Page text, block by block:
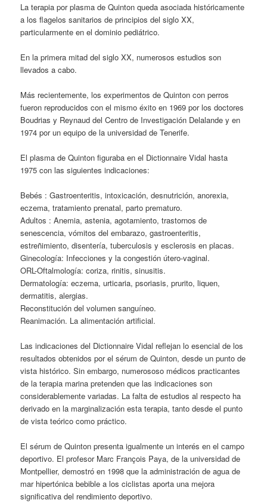
La terapia por plasma de Quinton queda asociada históricamente
a los flagelos sanitarios de principios del siglo XX,
particularmente en el dominio pediátrico.
En la primera mitad del siglo XX, numerosos estudios son
llevados a cabo.
Más recientemente, los experimentos de Quinton con perros
fueron reproducidos con el mismo éxito en 1969 por los doctores
Boudrias y Reynaud del Centro de Investigación Delalande y en
1974 por un equipo de la universidad de Tenerife.
El plasma de Quinton figuraba en el Dictionnaire Vidal hasta
1975 con las siguientes indicaciones:
Bebés : Gastroenteritis, intoxicación, desnutrición, anorexia,
eczema, tratamiento prenatal, parto prematuro.
Adultos : Anemia, astenia, agotamiento, trastornos de
senescencia, vómitos del embarazo, gastroenteritis,
estreñimiento, disentería, tuberculosis y esclerosis en placas.
Ginecología: Infecciones y la congestión útero-vaginal.
ORL-Oftalmología: coriza, rinitis, sinusitis.
Dermatología: eczema, urticaria, psoriasis, prurito, liquen,
dermatitis, alergias.
Reconstitución del volumen sanguíneo.
Reanimación. La alimentación artificial.
Las indicaciones del Dictionnaire Vidal reflejan lo esencial de los
resultados obtenidos por el sérum de Quinton, desde un punto de
vista histórico. Sin embargo, numerososo médicos practicantes
de la terapia marina pretenden que las indicaciones son
considerablemente variadas. La falta de estudios al respecto ha
derivado en la marginalización esta terapia, tanto desde el punto
de vista teórico como práctico.
El sérum de Quinton presenta igualmente un interés en el campo
deportivo. El profesor Marc François Paya, de la universidad de
Montpellier, demostró en 1998 que la administración de agua de
mar hipertónica bebible a los ciclistas aporta una mejora
significativa del rendimiento deportivo.